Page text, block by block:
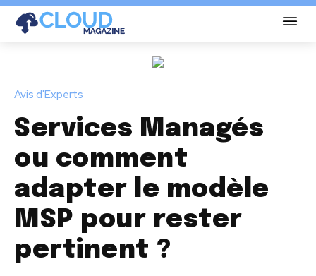
Avis d'Experts
Services Managés
ou comment
adapter le modèle
MSP pour rester
pertinent ?